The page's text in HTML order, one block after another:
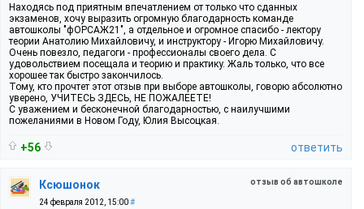
Находясь под приятным впечатлением от только что сданных
экзаменов, хочу выразить огромную благодарность команде
автошколы "фОРСАЖ21", а отдельное и огромное спасибо - лектору
теории Анатолию Михайловичу, и инструктору - Игорю Михайловичу.
Очень повезло, педагоги - профессионалы своего дела. С
удовольствием посещала и теорию и практику. Жаль только, что все
хорошее так быстро закончилось.
Тому, кто прочтет этот отзыв при выборе автошколы, говорю абсолютно
уверено, УЧИТЕСЬ ЗДЕСЬ, НЕ ПОЖАЛЕЕТЕ!
С уважением и бесконечной благодарностью, с наилучшими
пожеланиями в Новом Году, Юлия Высоцкая.
+56 ответить
отзыв об автошколе
Ксюшонок
24 февраля 2012, 15:00#